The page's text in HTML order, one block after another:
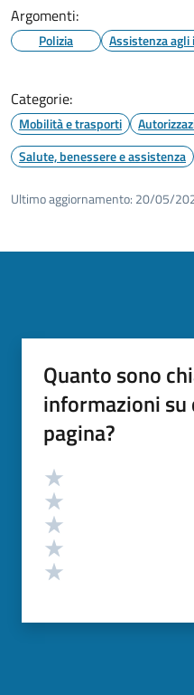
Argomenti:
Polizia Assistenza
Categorie:
Mobilità e trasporti
Salute, benessere e assistenza
Ultimo aggiornamento: 20/05/
Quanto sono
informazioni su
pagina?
Valutazione